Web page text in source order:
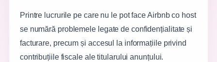
Printre lucrurile pe care nu le pot face Airbnb co host
se numără problemele legate de confidențialitate și
facturare, precum și accesul la informațiile privind
contribuțiile fiscale ale titularului anunțului.